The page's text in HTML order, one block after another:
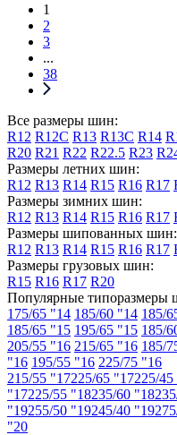
1
2
3
...
38
Все размеры шин:
R12 R12C R13 R13C R14
R20 R21 R22 R22.5 R23
Размеры летних шин:
R12 R13 R14 R15 R16 R17
Размеры зимних шин:
R12 R13 R14 R15 R16 R17
Размеры шипованных шин:
R12 R13 R14 R15 R16 R17
Размеры грузовых шин:
R15 R16 R17 R20
Популярные типоразмеры
175/65 "14 185/60 "14 185/
185/65 "15 195/65 "15 185/
205/55 "16 215/65 "16 185/
"16 195/55 "16 225/75 "16
215/55 "17225/65 "17225/
"17225/55 "18235/60 "18
"19255/50 "19245/40 "19
"20